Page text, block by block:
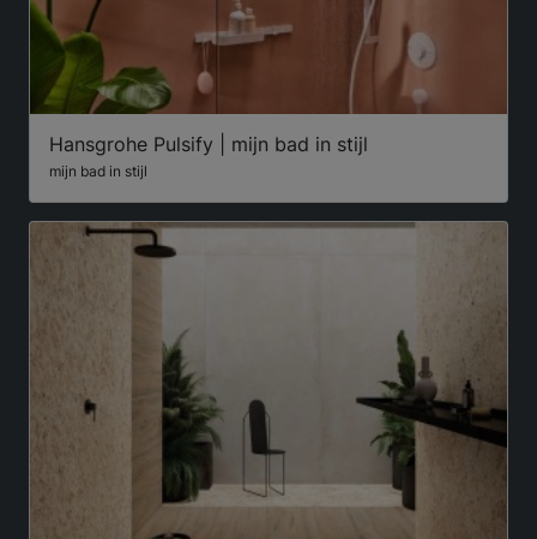
Hansgrohe Pulsify | mijn bad in stijl
mijn bad in stijl